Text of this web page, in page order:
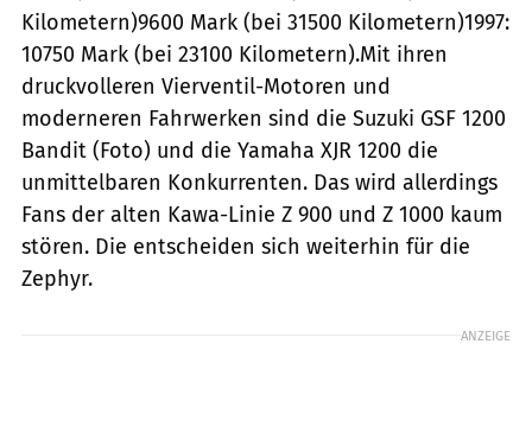
Kilometern)9600 Mark (bei 31500 Kilometern)1997:
10750 Mark (bei 23100 Kilometern).Mit ihren
druckvolleren Vierventil-Motoren und
moderneren Fahrwerken sind die Suzuki GSF 1200
Bandit (Foto) und die Yamaha XJR 1200 die
unmittelbaren Konkurrenten. Das wird allerdings
Fans der alten Kawa-Linie Z 900 und Z 1000 kaum
stören. Die entscheiden sich weiterhin für die
Zephyr.
ANZEIGE